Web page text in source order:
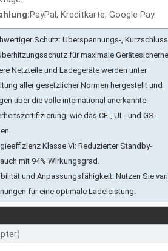
PayPal, Kreditkarte, Google Pay.
Schutz: Überspannungs-,
für maximale
Netzteile und Ladegeräte werden unter
aller gesetzlicher Normen hergestellt und
über die volle international anerkannte
wie das CE-, UL- und GS-
Klasse VI: Reduzierter Standby-
mit 94% Wirkungsgrad.
und Anpassungsfähigkeit: Nutzen Sie
für eine optimale Ladeleistung.